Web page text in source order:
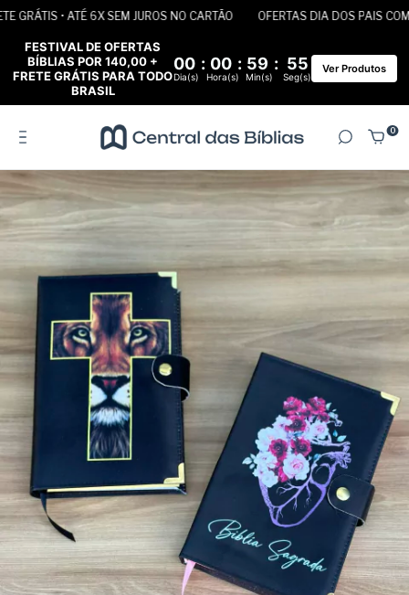
• ATÉ 6X SEM JUROS NO CARTÃO OFERTAS DIA DOS PAIS COM
FESTIVAL DE OFERTAS
BÍBLIAS POR 140,00 +
FRETE GRÁTIS PARA TODO
BRASIL
00 : 00 : 59 : 55
Dia(s) Hora(s) Min(s) Seg(s)
Ver Produtos
0